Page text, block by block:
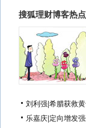
搜狐理财博客热点
刘利强 希腊获救
乐嘉庆 定向增发